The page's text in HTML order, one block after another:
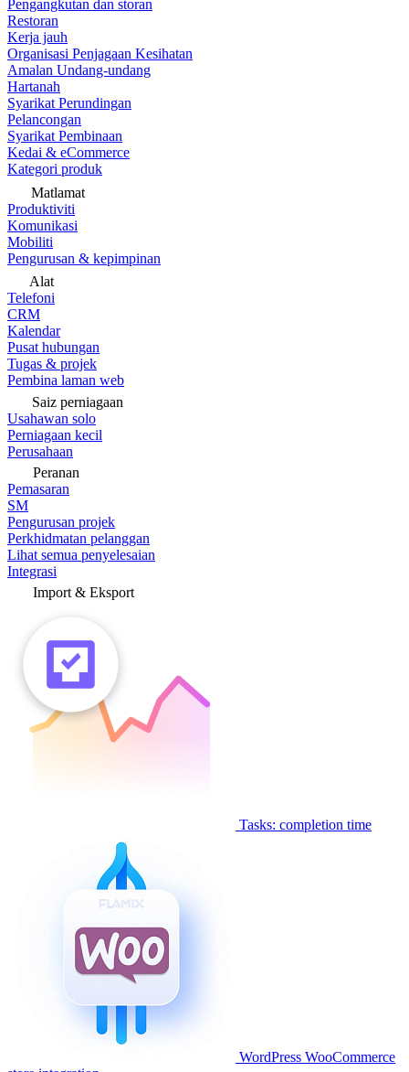
Pengangkutan dan storan
Restoran
Kerja jauh
Organisasi Penjagaan Kesihatan
Amalan Undang-undang
Hartanah
Syarikat Perundingan
Pelancongan
Syarikat Pembinaan
Kedai & eCommerce
Kategori produk
Matlamat
Produktiviti
Komunikasi
Mobiliti
Pengurusan & kepimpinan
Alat
Telefoni
CRM
Kalendar
Pusat hubungan
Tugas & projek
Pembina laman web
Saiz perniagaan
Usahawan solo
Perniagaan kecil
Perusahaan
Peranan
Pemasaran
SM
Pengurusan projek
Perkhidmatan pelanggan
Lihat semua penyelesaian
Integrasi
Import & Eksport
Tasks: completion time
WordPress WooCommerce